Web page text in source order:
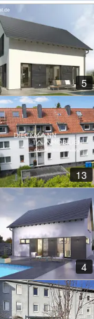
5
13
4